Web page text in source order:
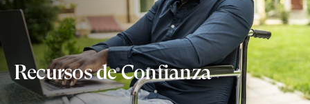
Recursos de Confianza